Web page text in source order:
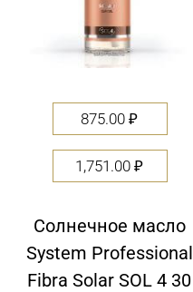
875.00₽
1,751.00₽
Солнечное масло
System Professional
Fibra Solar SOL 4 30